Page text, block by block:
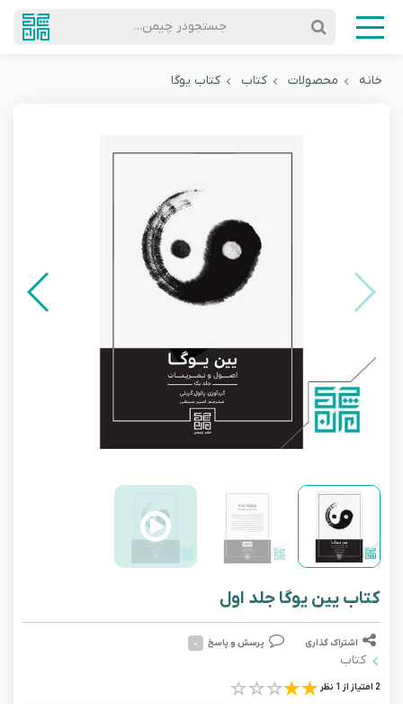
جستجودر چیمن...
خانه محصولات کتاب کتاب یوگا
کتاب یین یوگا جلد اول
اشتراک گذاری پرسش و پاسخ ۰
کتاب
2 امتیاز از 1 نظر